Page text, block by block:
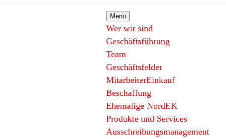
Menü
Wer wir sind
Geschäftsführung
Team
Geschäftsfelder
MitarbeiterEinkauf
Beschaffung
Ehemalige NordEK
Produkte und Services
Ausschreibungsmanagement